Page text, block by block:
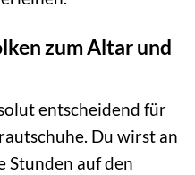
zum Altar und
entscheidend für
Du wirst an
Stunden auf den